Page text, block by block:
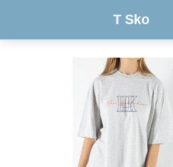
T Sko